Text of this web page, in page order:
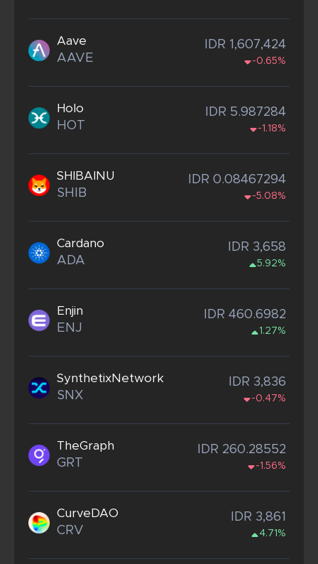
Aave
AAVE
IDR 1,607,424
-0.65%
Holo
HOT
IDR 5.987284
-1.18%
SHIBAINU
SHIB
IDR 0.08467294
-5.08%
Cardano
ADA
IDR 3,658
5.92%
Enjin
ENJ
IDR 460.6982
1.27%
SynthetixNetwork
SNX
IDR 3,836
-0.47%
TheGraph
GRT
IDR 260.28552
-1.56%
CurveDAO
CRV
IDR 3,861
4.71%